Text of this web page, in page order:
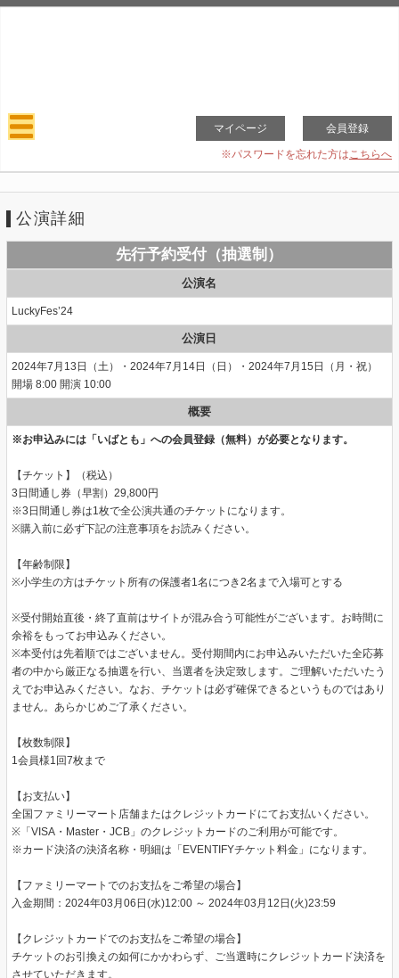
マイページ 会員登録
※パスワードを忘れた方はこちらへ
公演詳細
先行予約受付（抽選制）
公演名
LuckyFes’24
公演日
2024年7月13日（土）・2024年7月14日（日）・2024年7月15日（月・祝）
開場 8:00 開演 10:00
概要
※お申込みには「いばとも」への会員登録（無料）が必要となります。
【チケット】（税込）
3日間通し券（早割）29,800円
※3日間通し券は1枚で全公演共通のチケットになります。
※購入前に必ず下記の注意事項をお読みください。
【年齢制限】
※小学生の方はチケット所有の保護者1名につき2名まで入場可とする
※受付開始直後・終了直前はサイトが混み合う可能性がございます。お時間に
余裕をもってお申込みください。
※本受付は先着順ではございません。受付期間内にお申込みいただいた全応募
者の中から厳正なる抽選を行い、当選者を決定致します。ご理解いただいたう
えでお申込みください。なお、チケットは必ず確保できるというものではあり
ません。あらかじめご了承ください。
【枚数制限】
1会員様1回7枚まで
【お支払い】
全国ファミリーマート店舗またはクレジットカードにてお支払いください。
※「VISA・Master・JCB」のクレジットカードのご利用が可能です。
※カード決済の決済名称・明細は「EVENTIFYチケット料金」になります。
【ファミリーマートでのお支払をご希望の場合】
入金期間：2024年03月06日(水)12:00 ～ 2024年03月12日(火)23:59
【クレジットカードでのお支払をご希望の場合】
チケットのお引換えの如何にかかわらず、ご当選時にクレジットカード決済を
させていただきます。